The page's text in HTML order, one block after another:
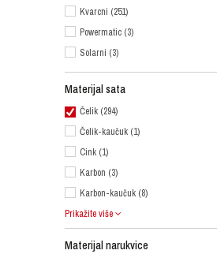
Kvarcni (251)
Powermatic (3)
Solarni (3)
Materijal sata
Čelik (294)
Čelik-kaučuk (1)
Cink (1)
Karbon (3)
Karbon-kaučuk (8)
Prikažite više
Materijal narukvice